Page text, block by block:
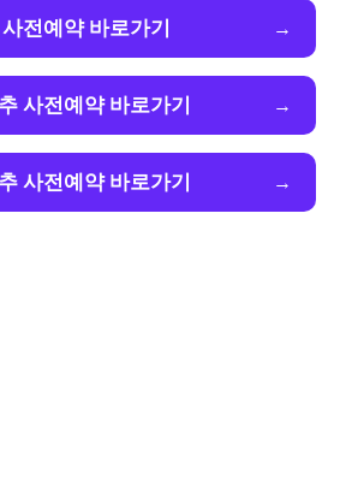
전예약 바로가기
사전예약 바로가기
사전예약 바로가기